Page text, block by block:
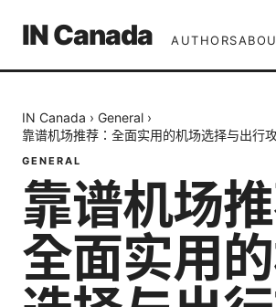
IN Canada AUTHORS
IN Canada › General ›
靠谱机场推荐：全面实用的机场选择与出行
GENERAL
靠谱机场推
全面实用